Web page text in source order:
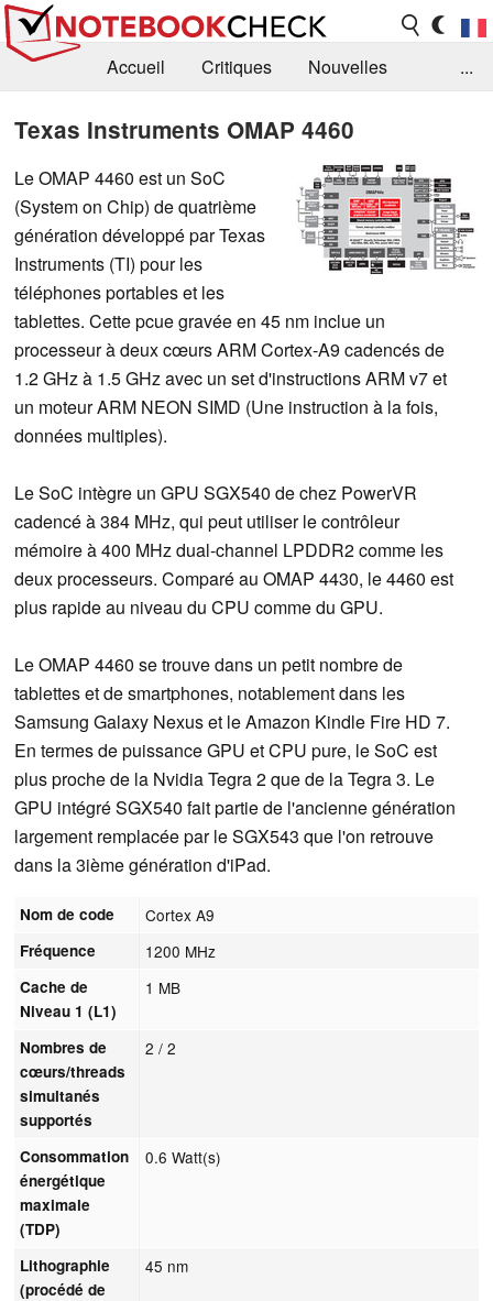
Accueil Critiques
Nouvelles
...
Texas Instruments OMAP 4460
Le OMAP 4460 est un SoC
(System on Chip) de quatrième
génération développé par Texas
Instruments (TI) pour les
téléphones portables et les
tablettes. Cette pcue gravée en 45 nm inclue un
processeur à deux cœurs ARM Cortex-A9 cadencés de
1.2 GHz à 1.5 GHz avec un set d'instructions ARM v7 et
un moteur ARM NEON SIMD (Une instruction à la fois,
données multiples).
Le SoC intègre un GPU SGX540 de chez PowerVR
cadencé à 384 MHz, qui peut utiliser le contrôleur
mémoire à 400 MHz dual-channel LPDDR2 comme les
deux processeurs. Comparé au OMAP 4430, le 4460 est
plus rapide au niveau du CPU comme du GPU.
Le OMAP 4460 se trouve dans un petit nombre de
tablettes et de smartphones, notablement dans les
Samsung Galaxy Nexus et le Amazon Kindle Fire HD 7.
En termes de puissance GPU et CPU pure, le SoC est
plus proche de la Nvidia Tegra 2 que de la Tegra 3. Le
GPU intégré SGX540 fait partie de l'ancienne génération
largement remplacée par le SGX543 que l'on retrouve
dans la 3ième génération d'iPad.
Nom de code Cortex A9
Fréquence 1200 MHz
Cache de
Niveau 1 (L1)
1 MB
Nombres de
cœurs/threads
simultanés
supportés
2 / 2
Consommation
énergétique
maximale
(TDP)
0.6 Watt(s)
Lithographie
(procédé de
45 nm